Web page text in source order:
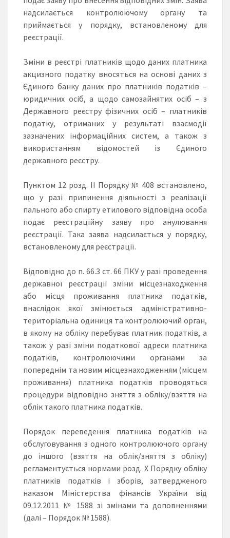
надсилається контролюючому органу та
приймається у порядку, встановленому для
реєстрації.
Зміни в реєстрі платників щодо даних платника
акцизного податку вносяться на основі даних з
Єдиного банку даних про платників податків –
юридичних осіб, а щодо самозайнятих осіб – з
Державного реєстру фізичних осіб – платників
податку, отриманих у результаті взаємодії
зазначених інформаційних систем, а також з
використанням відомостей із Єдиного
державного реєстру.
Пунктом 12 розд. II Порядку № 408 встановлено,
що у разі припинення діяльності з реалізації
пального або спирту етилового відповідна особа
подає реєстраційну заяву про анулювання
реєстрації. Така заява надсилається у порядку,
встановленому для реєстрації.
Відповідно до п. 66.3 ст. 66 ПКУ у разі проведення
державної реєстрації зміни місцезнаходження
або місця проживання платника податків,
внаслідок якої змінюється адміністративно-
територіальна одиниця та контролюючий орган,
в якому на обліку перебуває платник податків, а
також у разі зміни податкової адреси платника
податків, контролюючими органами за
попереднім та новим місцезнаходженням (місцем
проживання) платника податків проводяться
процедури відповідно зняття з обліку/взяття на
облік такого платника податків.
Порядок переведення платника податків на
обслуговування з одного контролюючого органу
до іншого (взяття на облік/зняття з обліку)
регламентується нормами розд. Х Порядку обліку
платників податків і зборів, затвердженого
наказом Міністерства фінансів України від
09.12.2011 № 1588 зі змінами та доповненнями
(далі – Порядок № 1588).